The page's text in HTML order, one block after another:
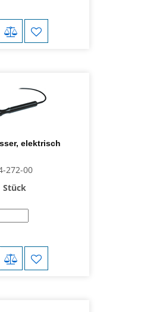
elektrisch
272-00
Stück